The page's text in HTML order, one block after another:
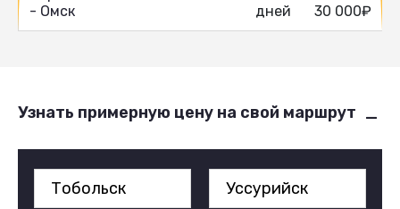
- Омск
дней
30 000₽
Узнать примерную цену на свой маршрут